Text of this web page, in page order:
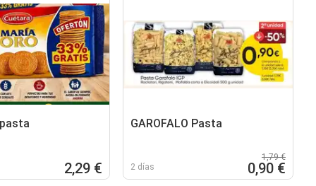
2,29 €
GAROFALO Pasta
2 días
1,79 €
0,90 €